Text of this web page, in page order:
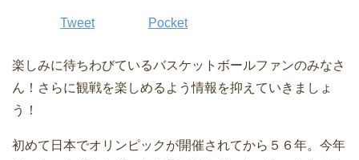
Tweet Pocket
楽しみに待ちわびているバスケットボールファンのみなさ
ん！さらに観戦を楽しめるよう情報を抑えていきましょ
う！
初めて日本でオリンピックが開催されてから５６年。今年